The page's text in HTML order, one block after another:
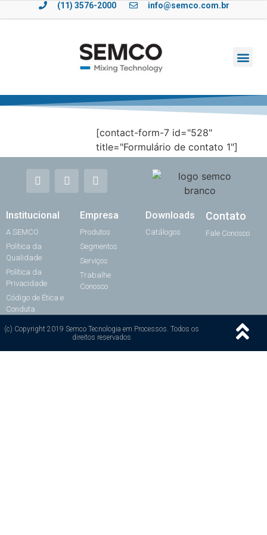
(11) 3576-2000 info@semco.com.br
[contact-form-7 id="528"
title="Formulário de contato 1"]
Institucional
A SEMCO
Política da
Qualidade
Política da
Privacidade
Código de Ética e
Conduta
Empresa
Produtos
Segmentos
Serviços
Trabalhe
Conosco
Downloads
Catálogos
Contato
Fale Conosco
(c) Copyright 2019 Semco Tecnologia em Processos. Todos os
direitos reservados